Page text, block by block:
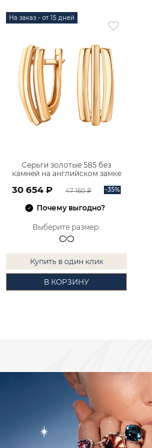
На заказ - от 15 дней
Серьги золотые 585 без
камней на английском замке
30 654 ₽ 47 160 ₽ -35%
Почему выгодно?
Выберите размер:
Купить в один клик
В КОРЗИНУ